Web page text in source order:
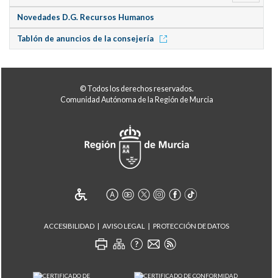
Novedades D.G. Recursos Humanos
Tablón de anuncios de la consejería
© Todos los derechos reservados.
Comunidad Autónoma de la Región de Murcia
ACCESIBILIDAD AVISO LEGAL PROTECCIÓN DE DATOS